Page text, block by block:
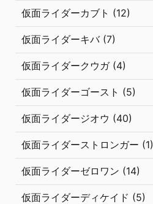
仮面ライダーカブト (12)
仮面ライダーキバ (7)
仮面ライダークウガ (4)
仮面ライダーゴースト (5)
仮面ライダージオウ (40)
仮面ライダーストロンガー (1)
仮面ライダーゼロワン (14)
仮面ライダーディケイド (5)